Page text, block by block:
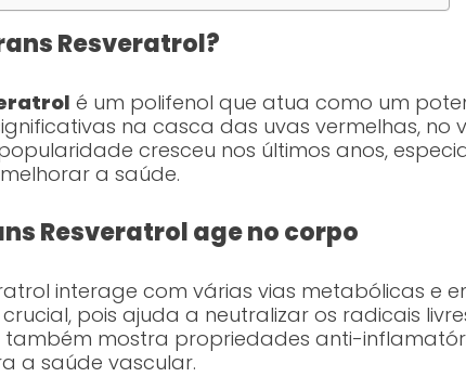
Resveratrol?
é um polifenol que atua como um
na casca das uvas vermelhas, no
popularidade cresceu nos últimos anos,
a saúde.
Resveratrol age no corpo
interage com várias vias metabólicas e
pois ajuda a neutralizar os radicais
também mostra propriedades anti-
a saúde vascular.